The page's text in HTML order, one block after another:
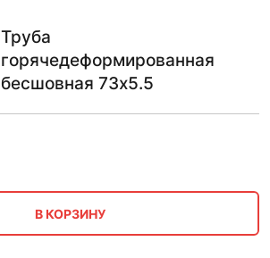
Труба
горячедеформированная
бесшовная 73х5.5
В КОРЗИНУ